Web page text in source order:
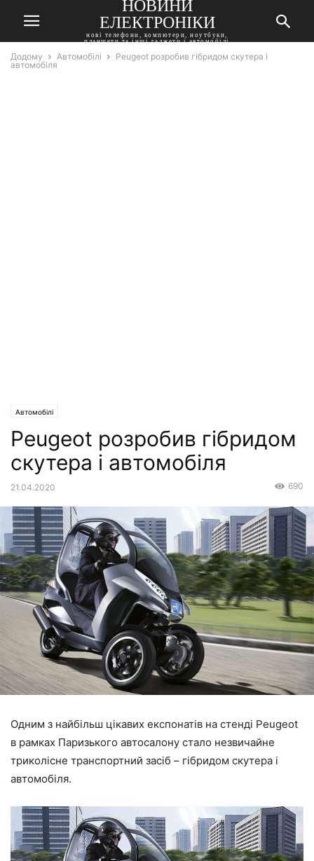
НОВИНИ
ЕЛЕКТРОНІКИ
нові телефони, компютери, ноутбуки,
планшети та інші гаджети і автомобілі
Додому Автомобілі
Peugeot розробив гібридом скутера і
автомобіля
Автомобілі
Peugeot розробив гібридом
скутера і автомобіля
21.04.2020 690
Одним з найбільш цікавих експонатів на стенді Peugeot
в рамках Паризького автосалону стало незвичайне
триколісне транспортний засіб – гібридом скутера і
автомобіля.